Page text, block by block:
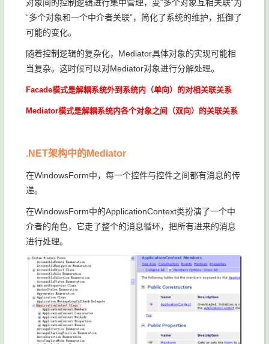
对象间的控制逻辑进行集中管理，变“多个对象互相关联”为
“多个对象和一个中介者关联”，简化了系统的维护，抵御了
可能的变化。
随着控制逻辑的复杂化，Mediator具体对象的实现可能相
当复杂。这时候可以对Mediator对象进行分解处理。
Facade模式是解耦系统外到系统内（单向）的对相关联关系
Mediator模式是解耦系统内各个对象之间（双向）的关联关系
.NET架构中的Mediator
在WindowsForm中，每一个控件与控件之间都有消息的传
递。
在WindowsForm中的ApplicationContext类扮演了一个中
介者的角色，它走了整个的消息循环，把所有进来的消息
进行处理。